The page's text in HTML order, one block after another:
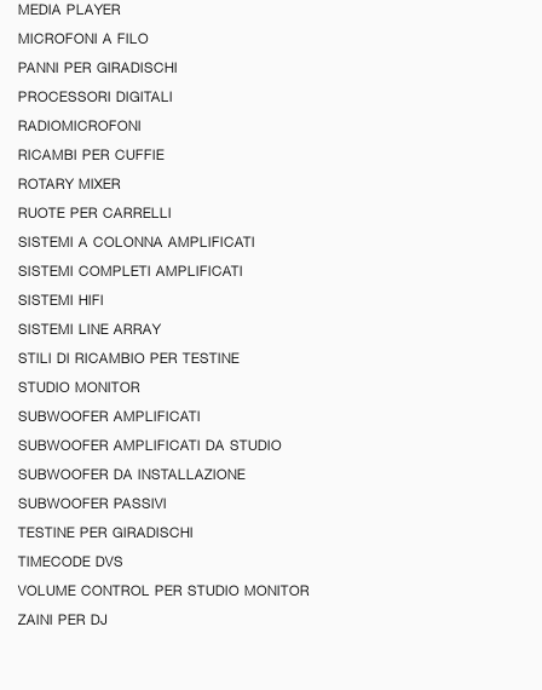
MEDIA PLAYER
MICROFONI A FILO
PANNI PER GIRADISCHI
PROCESSORI DIGITALI
RADIOMICROFONI
RICAMBI PER CUFFIE
ROTARY MIXER
RUOTE PER CARRELLI
SISTEMI A COLONNA AMPLIFICATI
SISTEMI COMPLETI AMPLIFICATI
SISTEMI HIFI
SISTEMI LINE ARRAY
STILI DI RICAMBIO PER TESTINE
STUDIO MONITOR
SUBWOOFER AMPLIFICATI
SUBWOOFER AMPLIFICATI DA STUDIO
SUBWOOFER DA INSTALLAZIONE
SUBWOOFER PASSIVI
TESTINE PER GIRADISCHI
TIMECODE DVS
VOLUME CONTROL PER STUDIO MONITOR
ZAINI PER DJ